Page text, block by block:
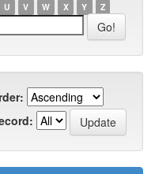
U V W X Y Z